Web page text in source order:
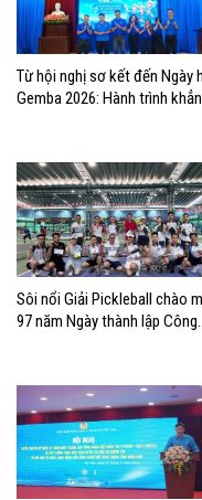
Từ hội nghị sơ kết đến Ngày
Gemba 2026: Hành trình
Sôi nổi Giải Pickleball chào
97 năm Ngày thành lập Công